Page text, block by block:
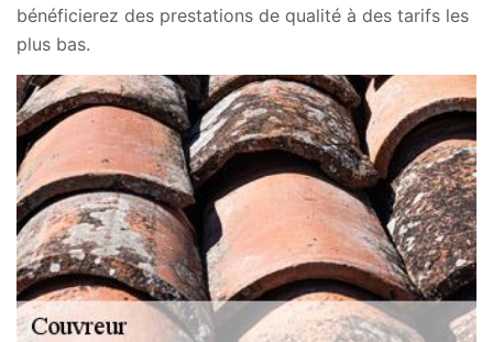
bénéficierez des prestations de qualité à des tarifs les
plus bas.